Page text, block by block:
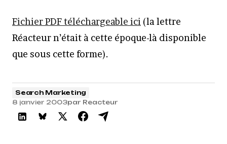
Fichier PDF téléchargeable ici (la lettre
Réacteur n’était à cette époque-là disponible
que sous cette forme).
Search Marketing
8 janvier 2003par Reacteur